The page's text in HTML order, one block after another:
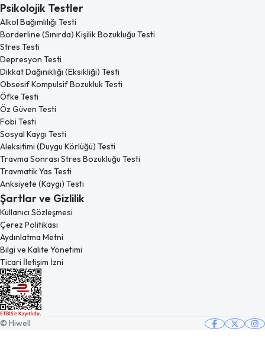
Psikolojik Testler
Alkol Bağımlılığı Testi
Borderline (Sınırda) Kişilik Bozukluğu Testi
Stres Testi
Depresyon Testi
Dikkat Dağınıklığı (Eksikliği) Testi
Obsesif Kompulsif Bozukluk Testi
Öfke Testi
Öz Güven Testi
Fobi Testi
Sosyal Kaygı Testi
Aleksitimi (Duygu Körlüğü) Testi
Travma Sonrası Stres Bozukluğu Testi
Travmatik Yas Testi
Anksiyete (Kaygı) Testi
Şartlar ve Gizlilik
Kullanıcı Sözleşmesi
Çerez Politikası
Aydınlatma Metni
Bilgi ve Kalite Yönetimi
Ticari İletişim İzni
© Hiwell